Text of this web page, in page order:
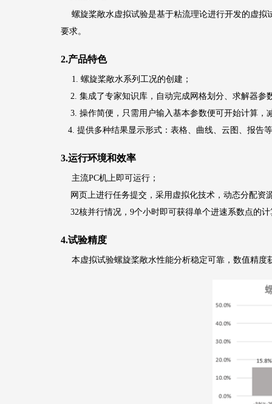
螺旋桨敞水虚拟试验是基于粘流理论进行开发的虚
要求。
2.产品特色
1. 螺旋桨敞水系列工况的创建；
2. 集成了专家知识库，自动完成网格划分、求解器参
3. 操作简便，只需用户输入基本参数便可开始计算，
4. 提供多种结果显示形式：表格、曲线、云图、报告
3.运行环境和效率
主流PC机上即可运行；
网页上进行任务提交，采用虚拟化技术，动态分配资
32核并行情况，9个小时即可获得单个进速系数点的计
4.试验精度
本虚拟试验螺旋桨敞水性能分析稳定可靠，数值精